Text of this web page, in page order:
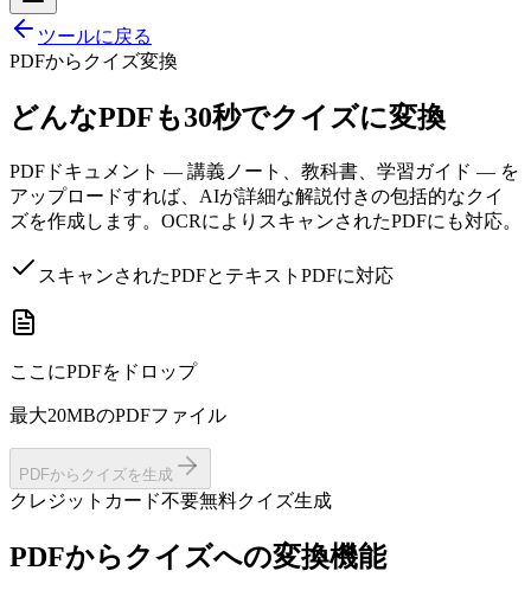
ツールに戻る
PDFからクイズ変換
どんなPDFも30秒でクイズに変換
PDFドキュメント — 講義ノート、教科書、学習ガイド — を
アップロードすれば、AIが詳細な解説付きの包括的なクイ
ズを作成します。OCRによりスキャンされたPDFにも対応。
スキャンされたPDFとテキストPDFに対応
ここにPDFをドロップ
最大20MBのPDFファイル
PDFからクイズを生成
クレジットカード不要無料クイズ生成
PDFからクイズへの変換機能